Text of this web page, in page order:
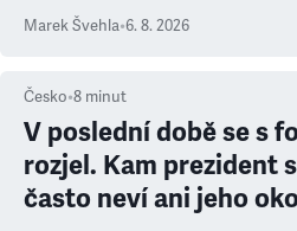
Marek Švehla•6. 8. 2026
Česko•8 minut
V poslední době se s
rozjel. Kam prezident
často neví ani jeho